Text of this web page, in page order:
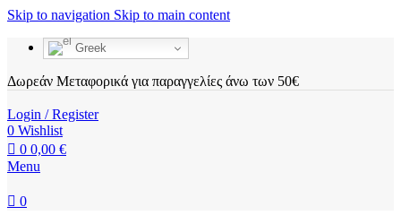
Skip to navigation Skip to main content
Greek
Δωρεάν Μεταφορικά για παραγγελίες άνω των 50€
Login / Register
0 Wishlist
0 0,00 €
Menu
0